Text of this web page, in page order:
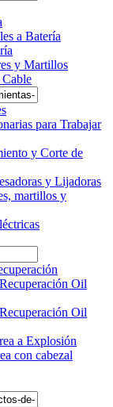
a Batería
y Martillos
para Trabajar
y Corte de
y Lijadoras
martillos y
Oil
Oil
a Explosión
con cabezal